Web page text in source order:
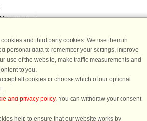
von
Das
...
omgeving
and third party cookies. We use them in
personal data to remember your settings, improve
use of the website, make traffic measurements and
to you.
all cookies or choose which of our optional
and privacy policy. You can withdraw your consent
help to ensure that our website works by